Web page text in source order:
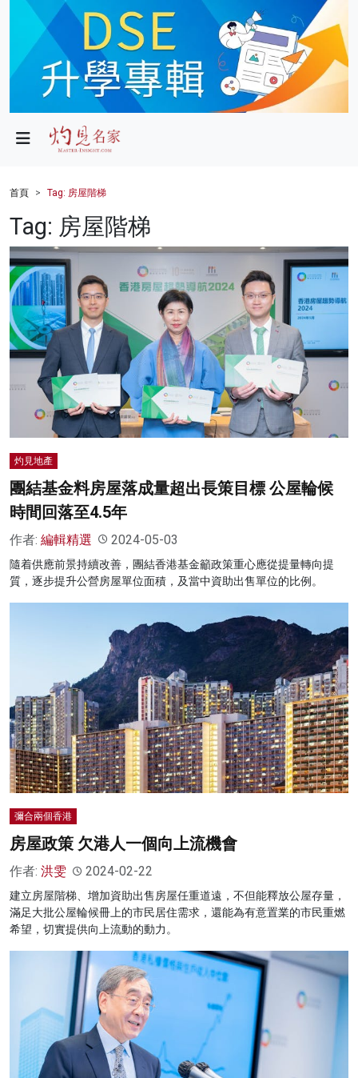
政局
財經
健康
商業
科技
影片
名家榜
灼見活動
首頁 Tag: 房屋階梯
Tag: 房屋階梯
灼見地產
團結基金料房屋落成量超出長策目標 公屋輪候
時間回落至4.5年
作者: 編輯精選 2024-05-03
隨着供應前景持續改善，團結香港基金籲政策重心應從提量轉向提
質，逐步提升公營房屋單位面積，及當中資助出售單位的比例。
彌合兩個香港
房屋政策 欠港人一個向上流機會
作者: 洪雯 2024-02-22
建立房屋階梯、增加資助出售房屋任重道遠，不但能釋放公屋存量，
滿足大批公屋輪候冊上的市民居住需求，還能為有意置業的市民重燃
希望，切實提供向上流動的動力。